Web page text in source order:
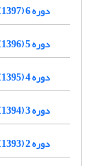
دوره 6 (1397)
دوره 5 (1396)
دوره 4 (1395)
دوره 3 (1394)
دوره 2 (1393)